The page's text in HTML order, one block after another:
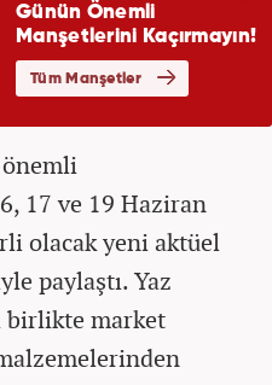
17 ve 19 Haziran
olacak yeni aktüel
paylaştı. Yaz
birlikte market